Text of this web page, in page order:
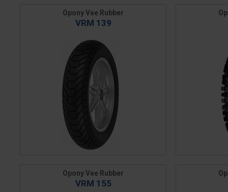
Opony Vee Rubber
VRM 139
Opony Vee Rubber
VRM 155